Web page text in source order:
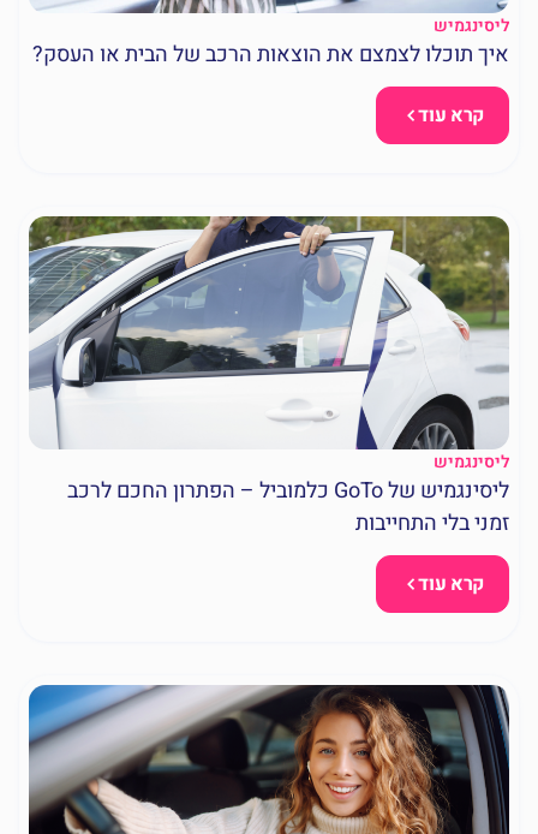
ליסינגמיש
איך תוכלו לצמצם את הוצאות הרכב של הבית או העסק?
קרא עוד
ליסינגמיש
ליסינגמיש של GoTo כלמוביל – הפתרון החכם לרכב
זמני בלי התחייבות
קרא עוד